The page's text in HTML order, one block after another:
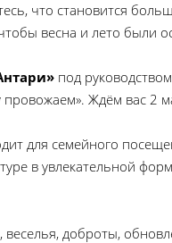
что становится
весна и лето были
под руководством
Ждём вас 2
для семейного
в увлекательной
доброты,